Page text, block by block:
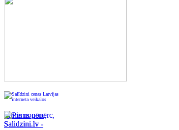
Pirms nopērc,
Salidzini.lv -